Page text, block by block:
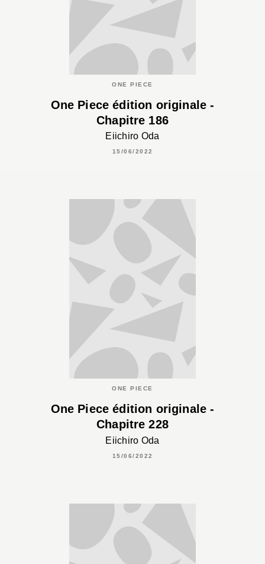
ONE PIECE
One Piece édition originale -
Chapitre 186
Eiichiro Oda
15/06/2022
ONE PIECE
One Piece édition originale -
Chapitre 228
Eiichiro Oda
15/06/2022